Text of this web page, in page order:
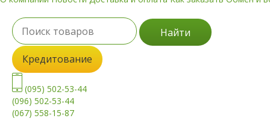
Найти
Кредитование
(095) 502-53-44
(096) 502-53-44
(067) 558-15-87